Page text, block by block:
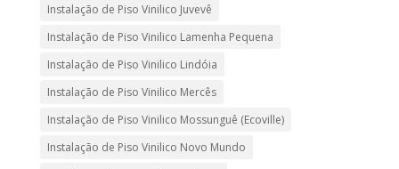
Instalação de Piso Vinilico Juvevê
Instalação de Piso Vinilico Lamenha Pequena
Instalação de Piso Vinilico Lindóia
Instalação de Piso Vinilico Mercês
Instalação de Piso Vinilico Mossunguê (Ecoville)
Instalação de Piso Vinilico Novo Mundo